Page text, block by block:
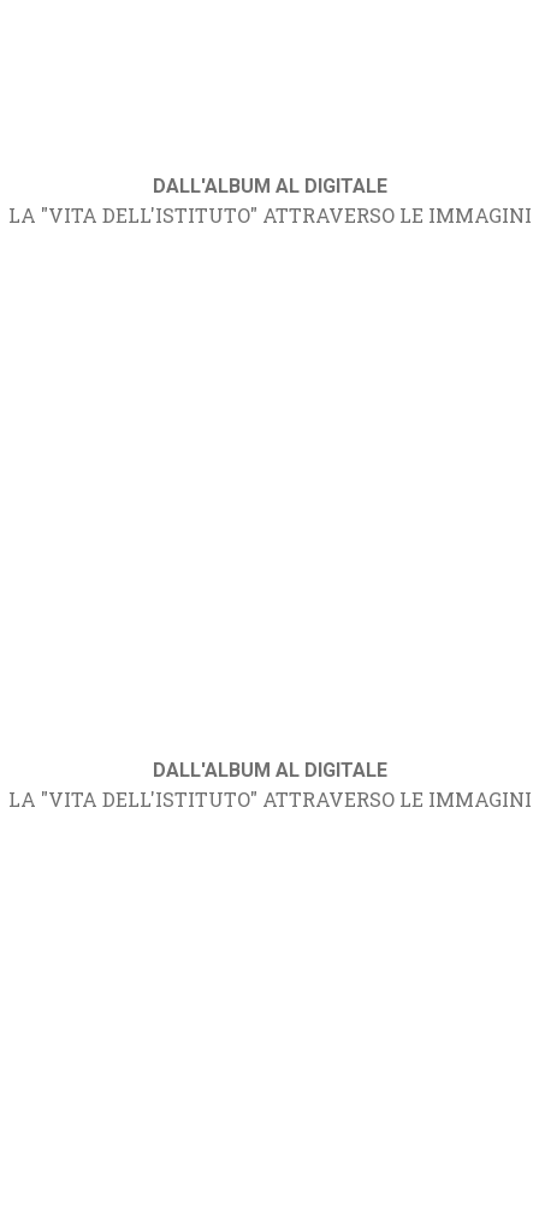
DALL'ALBUM AL DIGITALE
LA "VITA DELL'ISTITUTO" ATTRAVERSO LE IMMAGINI
DALL'ALBUM AL DIGITALE
LA "VITA DELL'ISTITUTO" ATTRAVERSO LE IMMAGINI